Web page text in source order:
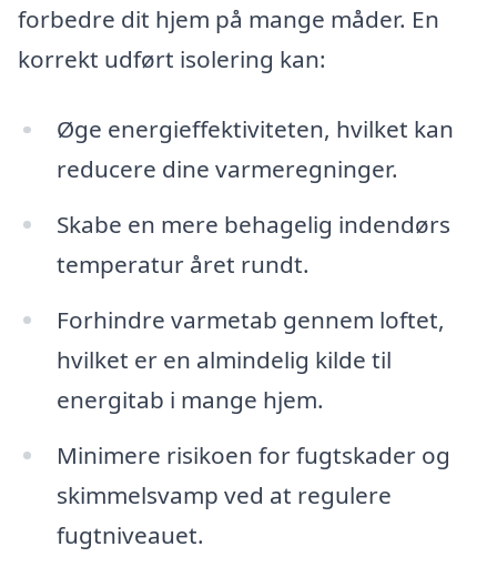
forbedre dit hjem på mange måder. En
korrekt udført isolering kan:
Øge energieffektiviteten, hvilket kan
reducere dine varmeregninger.
Skabe en mere behagelig indendørs
temperatur året rundt.
Forhindre varmetab gennem loftet,
hvilket er en almindelig kilde til
energitab i mange hjem.
Minimere risikoen for fugtskader og
skimmelsvamp ved at regulere
fugtniveauet.